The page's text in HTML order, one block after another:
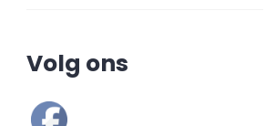
Volg ons